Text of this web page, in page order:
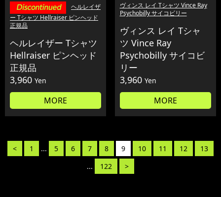
ヘルレイザ
ー Tシャツ Hellraiser ピンヘッド
正規品
ヘルレイザー Tシャツ
Hellraiser ピンヘッド
正規品
3,960 Yen
MORE
ヴィンス レイ Tシャツ Vince Ray
Psychobilly サイコビリー
ヴィンス レイ Tシャ
ツ Vince Ray
Psychobilly サイコビ
リー
3,960 Yen
MORE
< 1 ... 5 6 7 8 9 10 11 12
13
...
122 >